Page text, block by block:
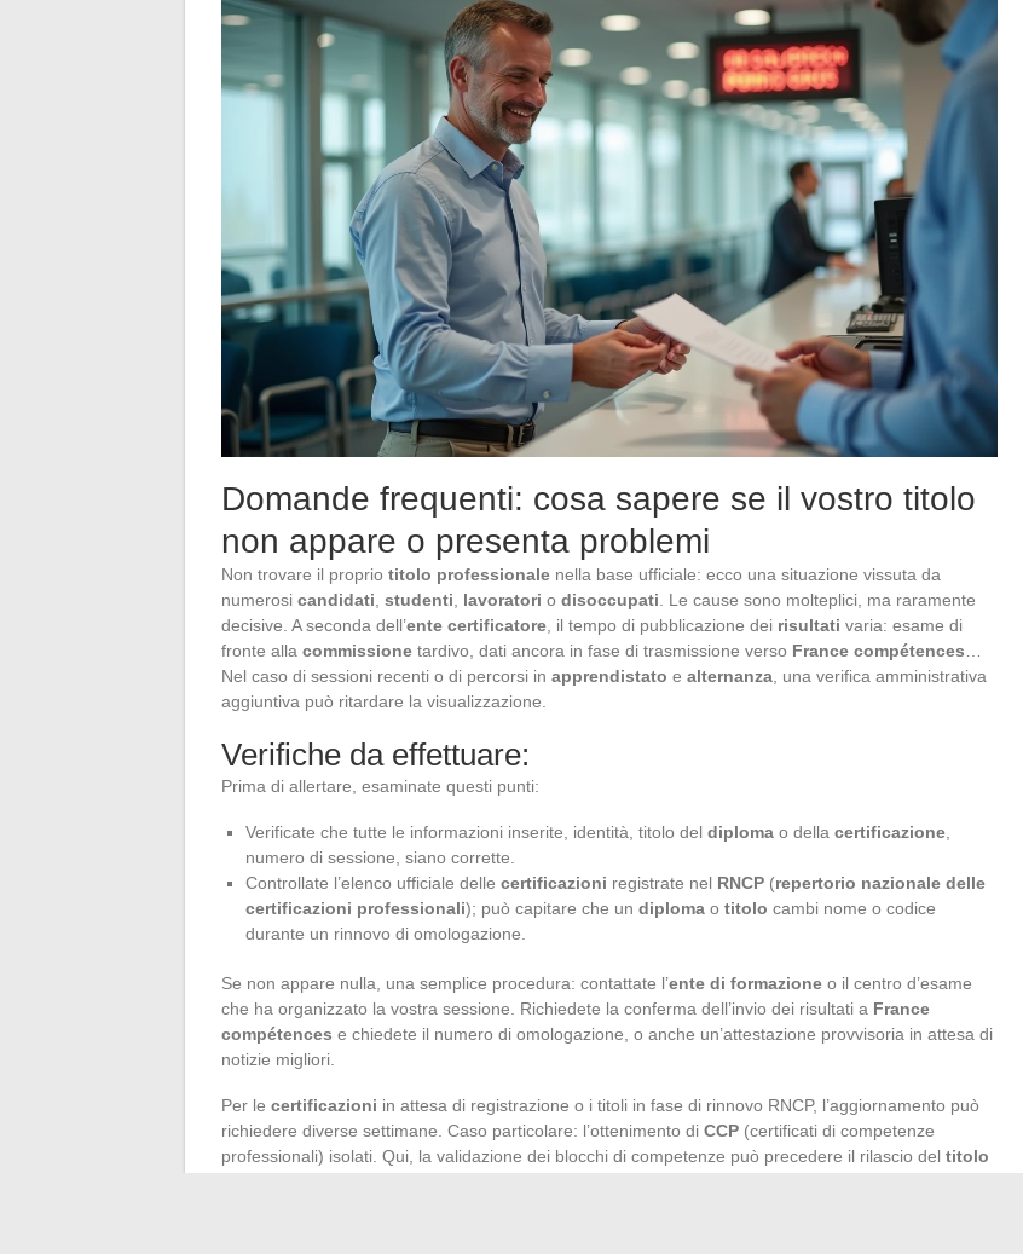
Domande frequenti: cosa sapere se il vostro titolo
non appare o presenta problemi
Non trovare il proprio titolo professionale nella base ufficiale: ecco una situazione vissuta da
numerosi candidati studenti lavoratori o disoccupati . Le cause sono molteplici, ma raramente
decisive. A seconda dell’ente certificatore , il tempo di pubblicazione dei risultati varia: esame di
fronte alla commissione tardivo, dati ancora in fase di trasmissione verso France compétences
Nel caso di sessioni recenti o di percorsi in apprendistato e alternanza , una verifica amministrativa
aggiuntiva può ritardare la visualizzazione.
Verifiche da effettuare:
Prima di allertare, esaminate questi punti:
Verificate che tutte le informazioni inserite, identità, titolo del diploma o della certificazione
numero di sessione, siano corrette.
Controllate l’elenco ufficiale delle certificazioni registrate nel RNCP (repertorio nazionale delle
certificazioni professionali); può capitare che un diploma o titolo cambi nome o codice
durante un rinnovo di omologazione.
Se non appare nulla, una semplice procedura: contattate l’ente di formazione o il centro d’esame
che ha organizzato la vostra sessione. Richiedete la conferma dell’invio dei risultati a France
compétences e chiedete il numero di omologazione, o anche un’attestazione provvisoria in attesa di
notizie migliori.
Per le certificazioni in attesa di registrazione o i titoli in fase di rinnovo RNCP, l’aggiornamento può
richiedere diverse settimane. Caso particolare: l’ottenimento di CCP (certificati di competenze
professionali) isolati. Qui, la validazione dei blocchi di competenze può precedere il rilascio del titolo